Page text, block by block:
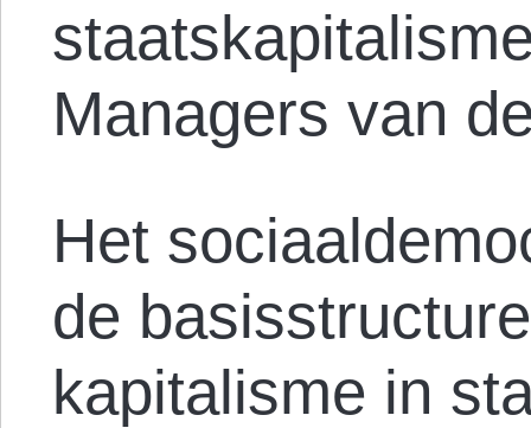
Managers van
Het
de
kapitalisme in